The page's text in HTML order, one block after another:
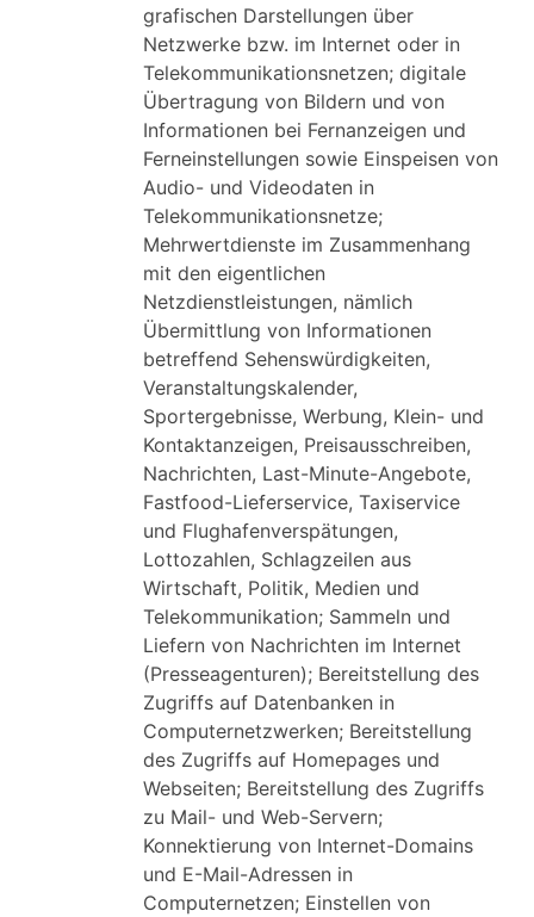
grafischen Darstellungen über
Netzwerke bzw. im Internet oder in
Telekommunikationsnetzen; digitale
Übertragung von Bildern und von
Informationen bei Fernanzeigen und
Ferneinstellungen sowie Einspeisen von
Audio- und Videodaten in
Telekommunikationsnetze;
Mehrwertdienste im Zusammenhang
mit den eigentlichen
Netzdienstleistungen, nämlich
Übermittlung von Informationen
betreffend Sehenswürdigkeiten,
Veranstaltungskalender,
Sportergebnisse, Werbung, Klein- und
Kontaktanzeigen, Preisausschreiben,
Nachrichten, Last-Minute-Angebote,
Fastfood-Lieferservice, Taxiservice
und Flughafenverspätungen,
Lottozahlen, Schlagzeilen aus
Wirtschaft, Politik, Medien und
Telekommunikation; Sammeln und
Liefern von Nachrichten im Internet
(Presseagenturen); Bereitstellung des
Zugriffs auf Datenbanken in
Computernetzwerken; Bereitstellung
des Zugriffs auf Homepages und
Webseiten; Bereitstellung des Zugriffs
zu Mail- und Web-Servern;
Konnektierung von Internet-Domains
und E-Mail-Adressen in
Computernetzen; Einstellen von